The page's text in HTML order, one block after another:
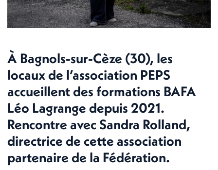
À Bagnols-sur-Cèze (30), les
locaux de l’association PEPS
accueillent des formations BAFA
Léo Lagrange depuis 2021.
Rencontre avec Sandra Rolland,
directrice de cette association
partenaire de la Fédération.